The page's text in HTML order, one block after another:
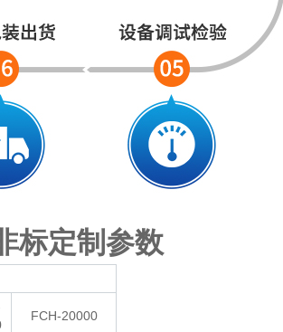
标定制参数
FCH-20000